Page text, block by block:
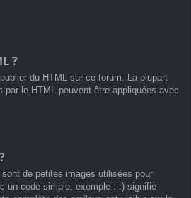
?
du HTML sur ce forum. La plupart
le HTML peuvent être appliquées avec
de petites images utilisées pour
un code simple, exemple : :) signifie